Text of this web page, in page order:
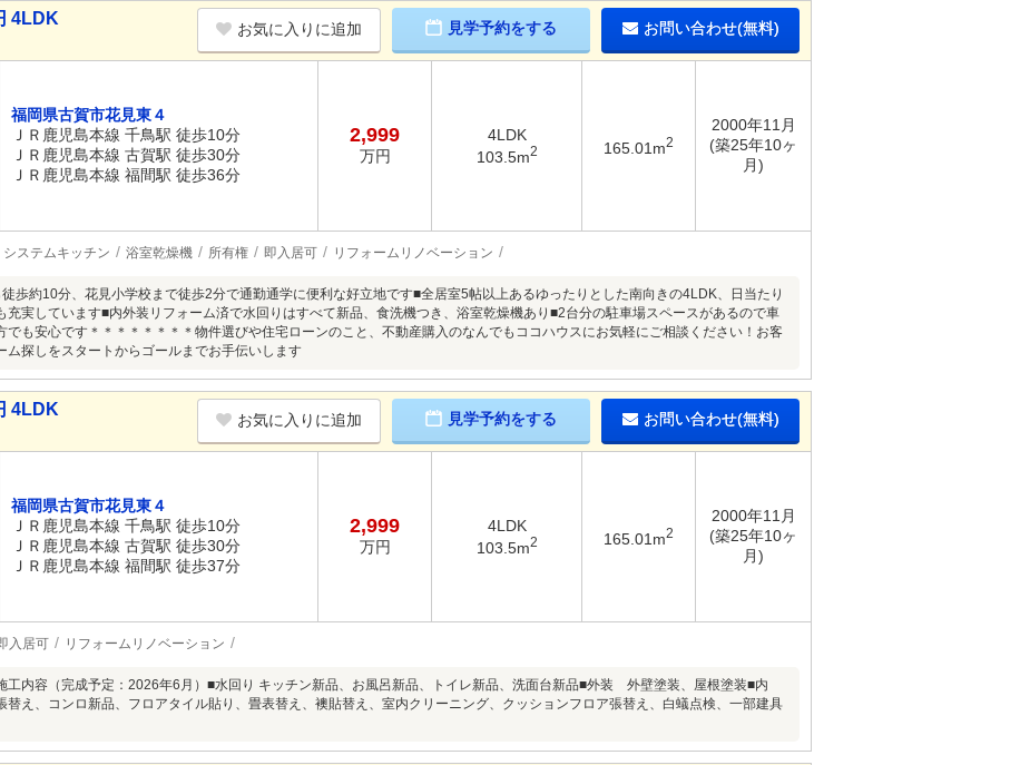
4LDK
お気に入りに追加 見学予約をする お問い合わせ(無料)
福岡県古賀市花見東４
ＪＲ鹿児島本線 千鳥駅 徒歩10分
ＪＲ鹿児島本線 古賀駅 徒歩30分
ＪＲ鹿児島本線 福間駅 徒歩36分
2,999
万円
4LDK
103.5m2 165.01m2
2000年11月
(築25年10ヶ
月)
システムキッチン 浴室乾燥機 所有権 即入居可 リフォームリノベーション
歩約10分、花見小学校まで徒歩2分で通勤通学に便利な好立地です■全居室5帖以上あるゆったりとした南向きの4LDK、日当たり
充実しています■内外装リフォーム済で水回りはすべて新品、食洗機つき、浴室乾燥機あり■2台分の駐車場スペースがあるので車
でも安心です＊＊＊＊＊＊＊＊物件選びや住宅ローンのこと、不動産購入のなんでもココハウスにお気軽にご相談ください！お客
ム探しをスタートからゴールまでお手伝いします
4LDK
お気に入りに追加 見学予約をする お問い合わせ(無料)
福岡県古賀市花見東４
ＪＲ鹿児島本線 千鳥駅 徒歩10分
ＪＲ鹿児島本線 古賀駅 徒歩30分
ＪＲ鹿児島本線 福間駅 徒歩37分
2,999
万円
4LDK
103.5m2 165.01m2
2000年11月
(築25年10ヶ
月)
入居可 リフォームリノベーション
工内容（完成予定：2026年6月）■水回り キッチン新品、お風呂新品、トイレ新品、洗面台新品■外装 外壁塗装、屋根塗装■内
え、コンロ新品、フロアタイル貼り、畳表替え、襖貼替え、室内クリーニング、クッションフロア張替え、白蟻点検、一部建具